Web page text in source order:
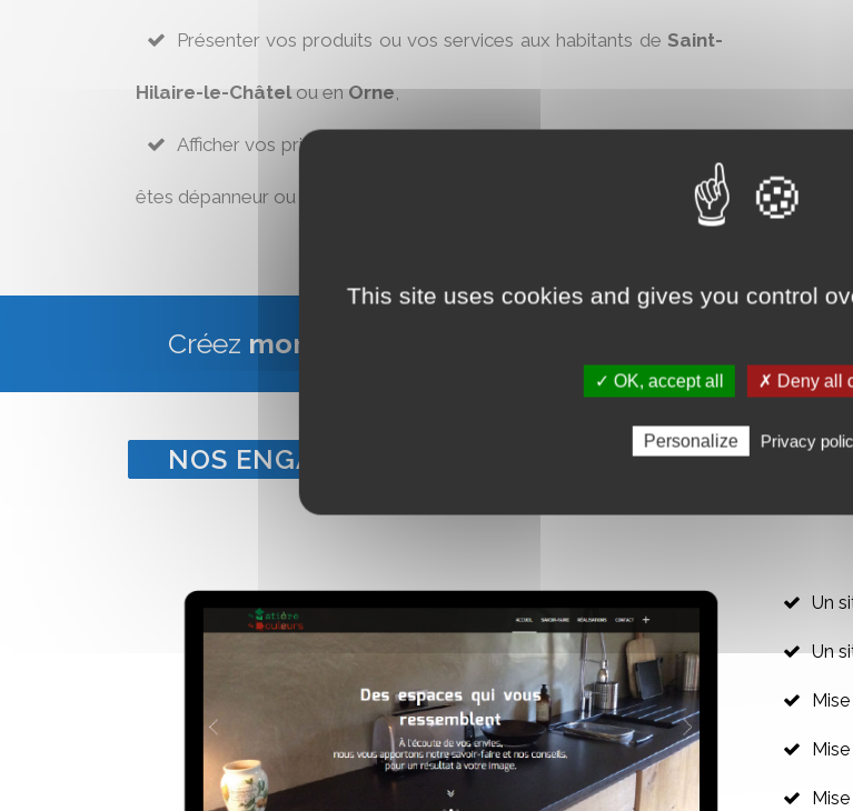
Présenter vos produits ou vos services aux habitants de Saint-
Hilaire-le-Châtelou enOrne,
Afficher vos prix afin de respecter l’arrêté de janvier 2017 si vous
êtes dépanneur ou réparateur à
Créez mon site Web Vitrine
NOS ENGAGEMENTS POUR VOTRE SITE WEB
Un
Un
This site uses cookies and gives you control
✓ OK, accept all ✗ Deny all
Personalize Privacy